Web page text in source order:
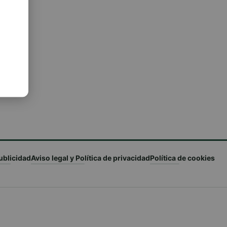
Aviso legal y Política de privacidadPolítica de cookies